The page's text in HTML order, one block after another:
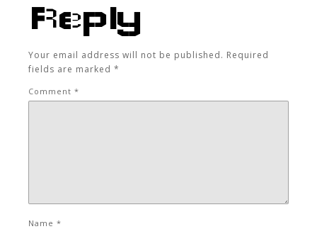
Reply
Your email address will not be published. Required
fields are marked *
Comment *
Name *